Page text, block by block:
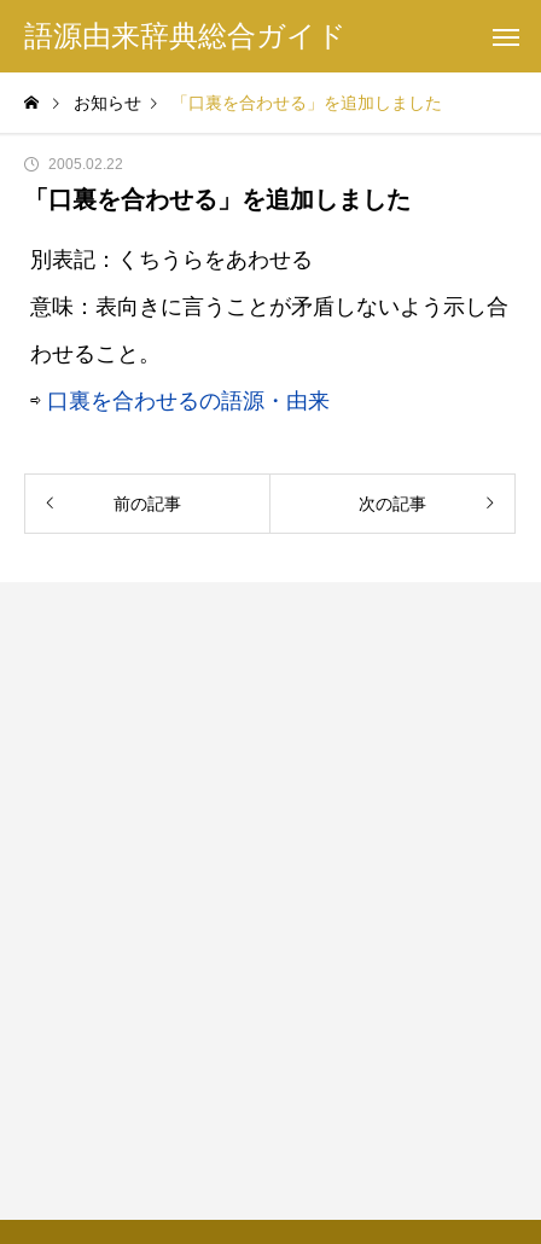
語源由来辞典総合ガイド
お知らせ 「口裏を合わせる」を追加しました
2005.02.22
「口裏を合わせる」を追加しました
別表記：くちうらをあわせる
意味：表向きに言うことが矛盾しないよう示し合
わせること。
⇨ 口裏を合わせるの語源・由来
前の記事 次の記事